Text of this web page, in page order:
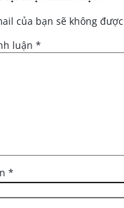
của bạn sẽ không
luận *
*